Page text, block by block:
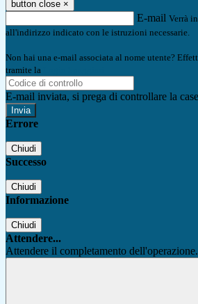
button close ×
E-mail Verrà
all'indirizzo indicato con le istruzioni necessarie.
Non hai una e-mail associata al nome utente?
tramite la
E-mail inviata, si prega di controllare la
Errore
Chiudi
Successo
Chiudi
Informazione
Chiudi
Attendere...
Attendere il completamento